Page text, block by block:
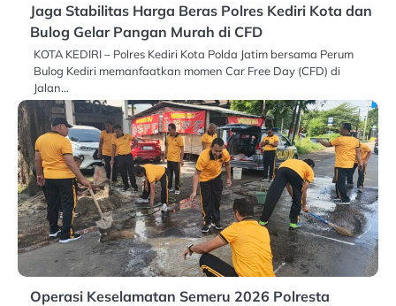
Jaga Stabilitas Harga Beras Polres Kediri Kota dan
Bulog Gelar Pangan Murah di CFD
KOTA KEDIRI – Polres Kediri Kota Polda Jatim bersama Perum
Bulog Kediri memanfaatkan momen Car Free Day (CFD) di
Jalan…
Operasi Keselamatan Semeru 2026 Polresta